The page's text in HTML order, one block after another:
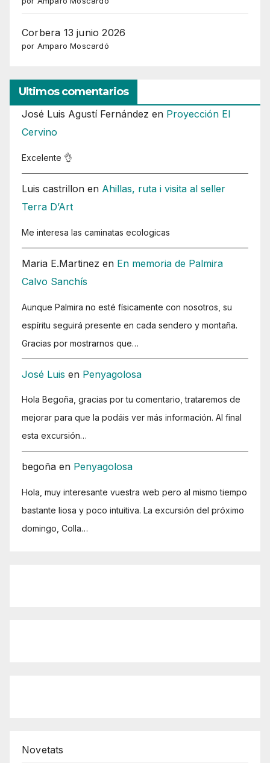
Corbera 13 junio 2026
por Amparo Moscardó
Ultimos comentarios
José Luis Agustí Fernández en Proyección El
Cervino
Excelente 👌
Luis castrillon en Ahillas, ruta i visita al seller
Terra D’Art
Me interesa las caminatas ecologicas
Maria E.Martinez en En memoria de Palmira
Calvo Sanchís
Aunque Palmira no esté físicamente con nosotros, su
espíritu seguirá presente en cada sendero y montaña.
Gracias por mostrarnos que…
José Luis en Penyagolosa
Hola Begoña, gracias por tu comentario, trataremos de
mejorar para que la podáis ver más información. Al final
esta excursión…
begoña en Penyagolosa
Hola, muy interesante vuestra web pero al mismo tiempo
bastante liosa y poco intuitiva. La excursión del próximo
domingo, Colla…
Novetats